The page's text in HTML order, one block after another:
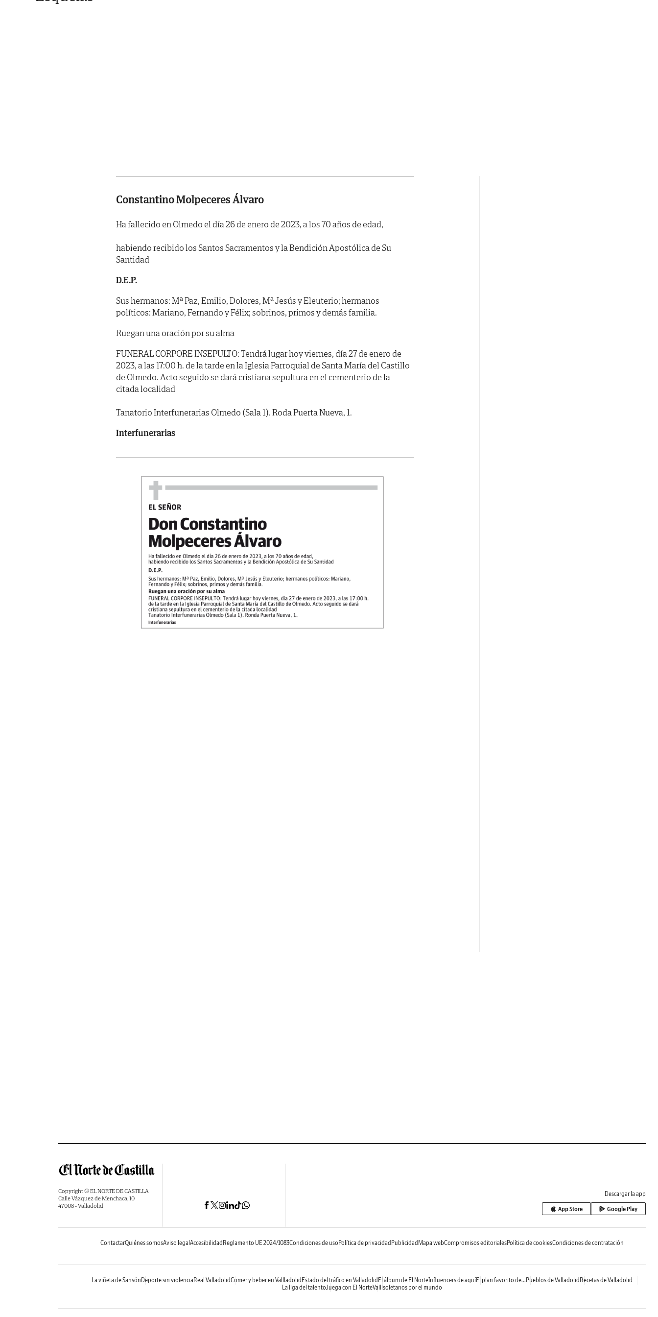
Constantino Molpeceres Álvaro
Ha fallecido en Olmedo el día 26 de enero de 2023, a los 70 años de edad,
habiendo recibido los Santos Sacramentos y la Bendición Apostólica de Su
Santidad
D.E.P.
Sus hermanos: Mª Paz, Emilio, Dolores, Mª Jesús y Eleuterio; hermanos
políticos: Mariano, Fernando y Félix; sobrinos, primos y demás familia.
Ruegan una oración por su alma
FUNERAL CORPORE INSEPULTO: Tendrá lugar hoy viernes, día 27 de enero de
2023, a las 17:00 h. de la tarde en la Iglesia Parroquial de Santa María del Castillo
de Olmedo. Acto seguido se dará cristiana sepultura en el cementerio de la
citada localidad
Tanatorio Interfunerarias Olmedo (Sala 1). Roda Puerta Nueva, 1.
Interfunerarias
Copyright © EL NORTE DE CASTILLA
Calle Vázquez de Menchaca, 10
47008 - Valladolid
Descargar la app
App Store Google Play
ContactarQuiénes somosAviso legal Accesibilidad Reglamento UE 2024/1083Condiciones de uso Política de privacidad Publicidad Mapa webCompromisos editorialesPolítica de cookiesCondiciones de contratación
La viñeta de Sansón Deporte sin violencia Real ValladolidComer y beber en Vallladolid Estado del tráfico en Valladolid El álbum de El NorteInfluencers de aquíEl plan favorito de... Pueblos de Valladolid Recetas de Valladolid
La liga del talentoJuega con El NorteVallisoletanos por el mundo